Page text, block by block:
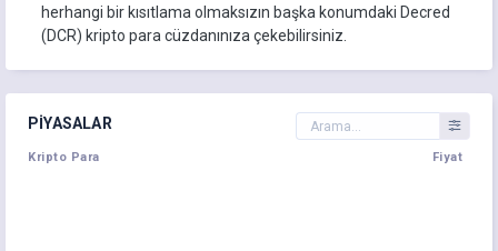
herhangi bir kısıtlama olmaksızın başka konumdaki Decred
(DCR) kripto para cüzdanınıza çekebilirsiniz.
PIYASALAR
Kripto Para Fiyat